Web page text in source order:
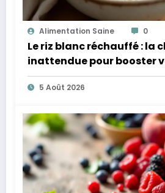
Alimentation Saine 0
Le riz blanc réchauffé : la
inattendue pour booster
microbiote
5 Août 2026